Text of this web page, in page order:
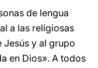
de lengua
a las religiosas
Jesús y al grupo
en Dios». A todos